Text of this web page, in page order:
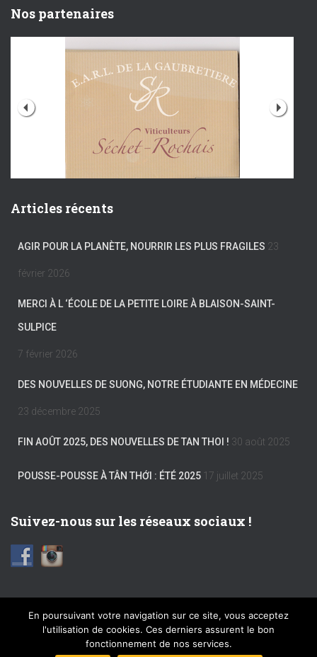
Nos partenaires
Articles récents
AGIR POUR LA PLANÈTE, NOURRIR LES PLUS FRAGILES 23
février 2026
MERCI À L ‘ÉCOLE DE LA PETITE LOIRE À BLAISON-SAINT-
SULPICE
7 février 2026
DES NOUVELLES DE SUONG, NOTRE ÉTUDIANTE EN MÉDECINE
23 décembre 2025
FIN AOÛT 2025, DES NOUVELLES DE TAN THOI ! 30 août 2025
POUSSE-POUSSE À TÂN THỚI : ÉTÉ 2025 17 juillet 2025
Suivez-nous sur les réseaux sociaux !
FACEBOOK INSTAGRAM MENTIONS LÉGALES
En poursuivant votre navigation sur ce site, vous acceptez
l'utilisation de cookies. Ces derniers assurent le bon
fonctionnement de nos services.